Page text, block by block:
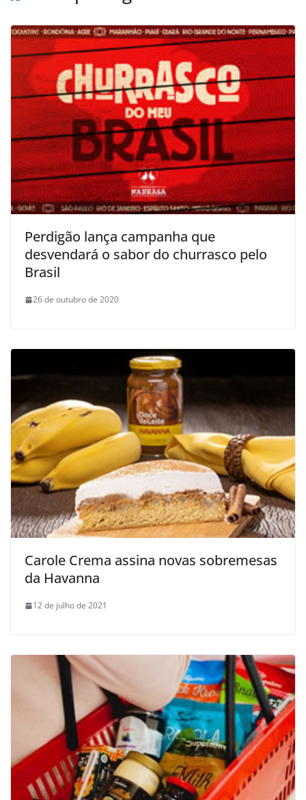
Perdigão lança campanha que
desvendará o sabor do churrasco pelo
Brasil
26 de outubro de 2020
Carole Crema assina novas sobremesas
da Havanna
12 de julho de 2021